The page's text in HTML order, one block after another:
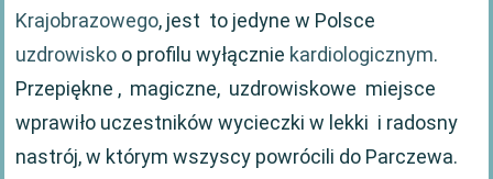
Krajobrazowego, jest to jedyne w Polsce
uzdrowisko o profilu wyłącznie kardiologicznym.
Przepiękne , magiczne, uzdrowiskowe miejsce
wprawiło uczestników wycieczki w lekki i radosny
nastrój, w którym wszyscy powrócili do Parczewa.